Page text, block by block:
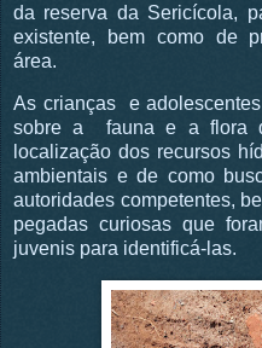
da reserva da Sericícola,
existente, bem como de
área.
As crianças e
sobre a fauna e a flora
localização dos recursos
ambientais e de como
autoridades competentes,
pegadas curiosas que
juvenis para identificá-las.